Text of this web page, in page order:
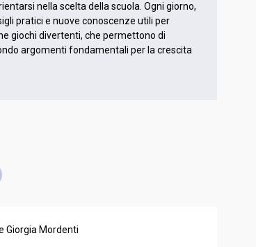
nella scelta della scuola. Ogni giorno,
pratici e nuove conoscenze utili per
giochi divertenti, che permettono di
argomenti fondamentali per la crescita
Giorgia Mordenti